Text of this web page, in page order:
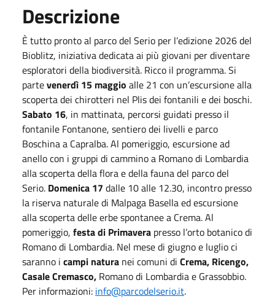
Descrizione
È tutto pronto al parco del Serio per l’edizione 2026 del
Bioblitz, iniziativa dedicata ai più giovani per diventare
esploratori della biodiversità. Ricco il programma. Si
partevenerdì 15 maggio alle 21 con un’escursione alla
scoperta dei chirotteri nel Plis dei fontanili e dei boschi.
Sabato 16, in mattinata, percorsi guidati presso il
fontanile Fontanone, sentiero dei livelli e parco
Boschina a Capralba. Al pomeriggio, escursione ad
anello con i gruppi di cammino a Romano di Lombardia
alla scoperta della flora e della fauna del parco del
Serio. Domenica 17 dalle 10 alle 12.30, incontro presso
la riserva naturale di Malpaga Basella ed escursione
alla scoperta delle erbe spontanee a Crema. Al
pomeriggio, festa di Primavera presso l’orto botanico di
Romano di Lombardia. Nel mese di giugno e luglio ci
saranno i campi natura nei comuni di Crema, Ricengo,
Casale Cremasco, Romano di Lombardia e Grassobbio.
Per informazioni: info@parcodelserio.it.